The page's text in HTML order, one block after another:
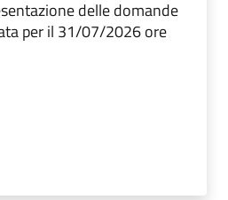
delle domande
per il 31/07/2026 ore